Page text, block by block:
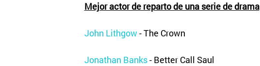
Mejor actor de reparto de una serie de drama
John Lithgow - The Crown
Jonathan Banks- Better Call Saul